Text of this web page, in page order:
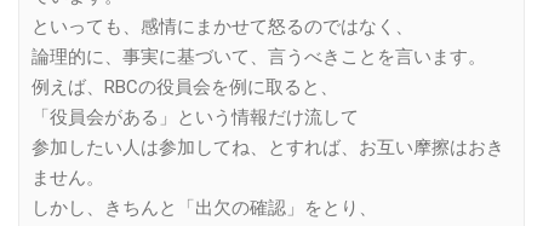
といっても、感情にまかせて怒るのではなく、
論理的に、事実に基づいて、言うべきことを言います。
例えば、RBCの役員会を例に取ると、
「役員会がある」という情報だけ流して
参加したい人は参加してね、とすれば、お互い摩擦はおき
ません。
しかし、きちんと「出欠の確認」をとり、